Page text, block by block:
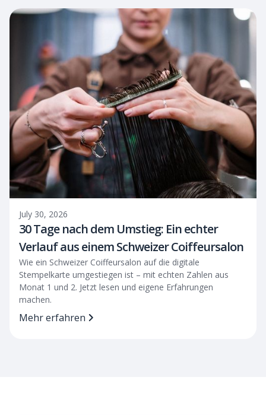
July 30, 2026
30 Tage nach dem Umstieg: Ein echter
Verlauf aus einem Schweizer Coiffeursalon
Wie ein Schweizer Coiffeursalon auf die digitale
Stempelkarte umgestiegen ist – mit echten Zahlen aus
Monat 1 und 2. Jetzt lesen und eigene Erfahrungen
machen.
Mehr erfahren